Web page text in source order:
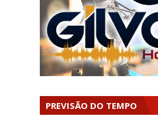
PREVISÃO DO TEMPO